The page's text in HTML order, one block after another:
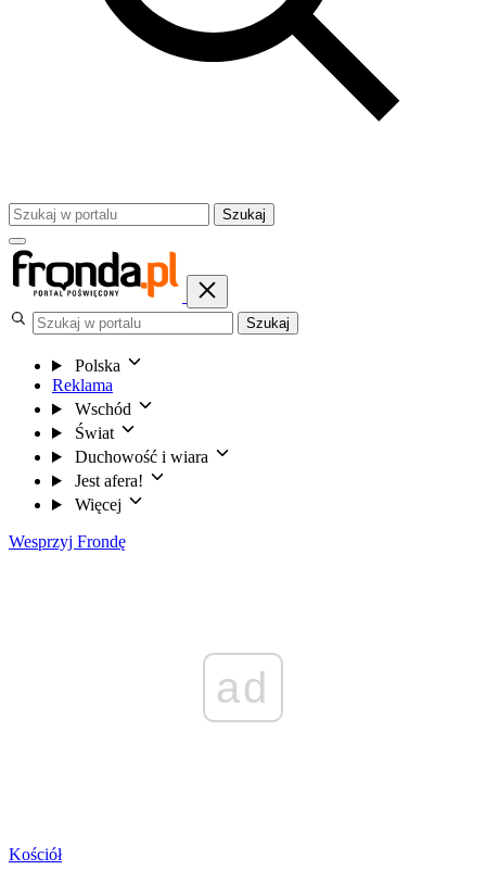
Szukaj
Szukaj
Polska
Reklama
Wschód
Świat
Duchowość i wiara
Jest afera!
Więcej
Wesprzyj Frondę
ad
Kościół